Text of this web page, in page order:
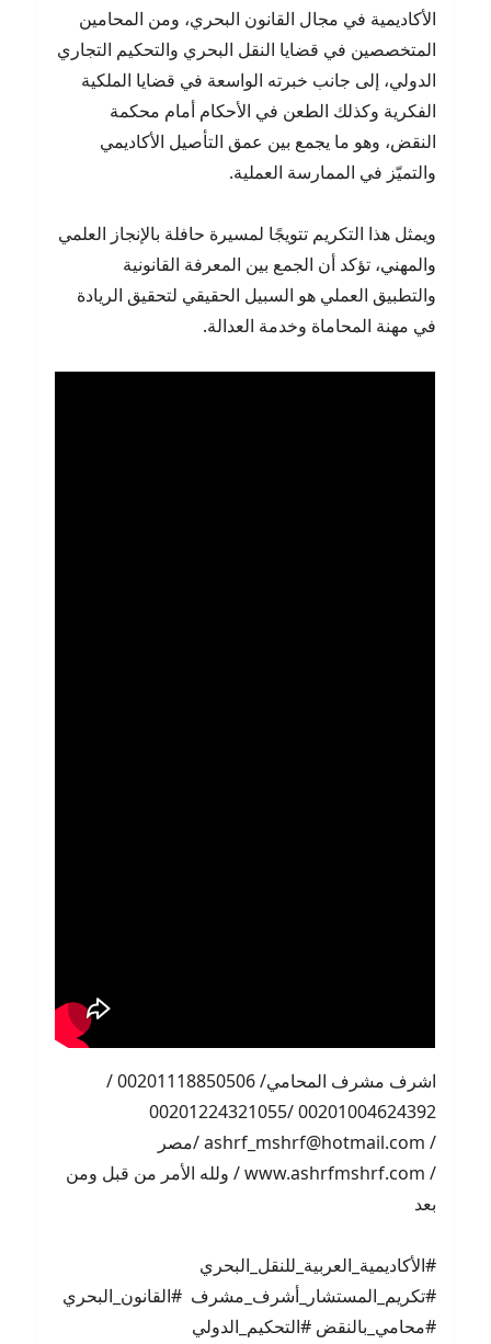
الأكاديمية في مجال القانون البحري، ومن المحامين
المتخصصين في قضايا النقل البحري والتحكيم التجاري
الدولي، إلى جانب خبرته الواسعة في قضايا الملكية
الفكرية وكذلك الطعن في الأحكام أمام محكمة
النقض، وهو ما يجمع بين عمق التأصيل الأكاديمي
والتميّز في الممارسة العملية.
ويمثل هذا التكريم تتويجًا لمسيرة حافلة بالإنجاز العلمي
والمهني، تؤكد أن الجمع بين المعرفة القانونية
والتطبيق العملي هو السبيل الحقيقي لتحقيق الريادة
في مهنة المحاماة وخدمة العدالة.
اشرف مشرف المحامي/ 00201118850506 /
00201004624392 /00201224321055
/ ashrf_mshrf@hotmail.com /مصر
/ www.ashrfmshrf.com / ولله الأمر من قبل ومن
بعد
#الأكاديمية_العربية_للنقل_البحري
#تكريم_المستشار_أشرف_مشرف #القانون_البحري
#محامي_بالنقض #التحكيم_الدولي